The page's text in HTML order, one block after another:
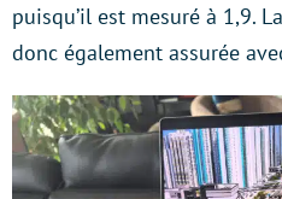
puisqu’il est mesuré à 1,9.
donc également assurée